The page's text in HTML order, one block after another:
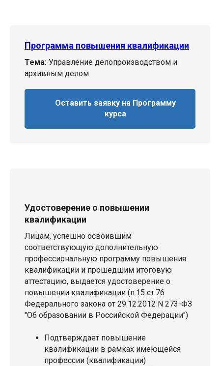
Программа повышения квалификации
Тема: Управление делопроизводством и
архивным делом
Оставить заявку на Программу
курса
Удостоверение о повышении
квалификации
Лицам, успешно освоившим
соответствующую дополнительную
профессиональную программу повышения
квалификации и прошедшим итоговую
аттестацию, выдается удостоверение о
повышении квалификации (п.15 ст.76
Федерального закона от 29.12.2012 N 273-ФЗ
"Об образовании в Российской Федерации")
Подтверждает повышение
квалификации в рамках имеющейся
профессии (квалификации)